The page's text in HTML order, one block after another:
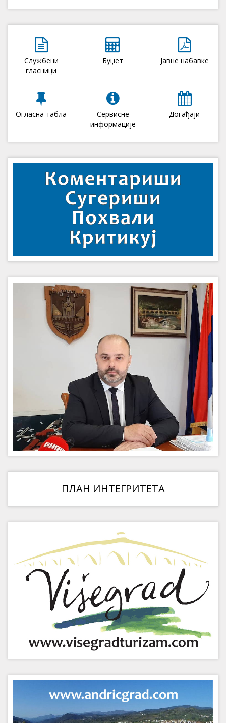
Службени
гласници
Буџет Јавне набавке
Огласна табла
Сервисне
информације
Догађаји
ПЛАН ИНТЕГРИТЕТА